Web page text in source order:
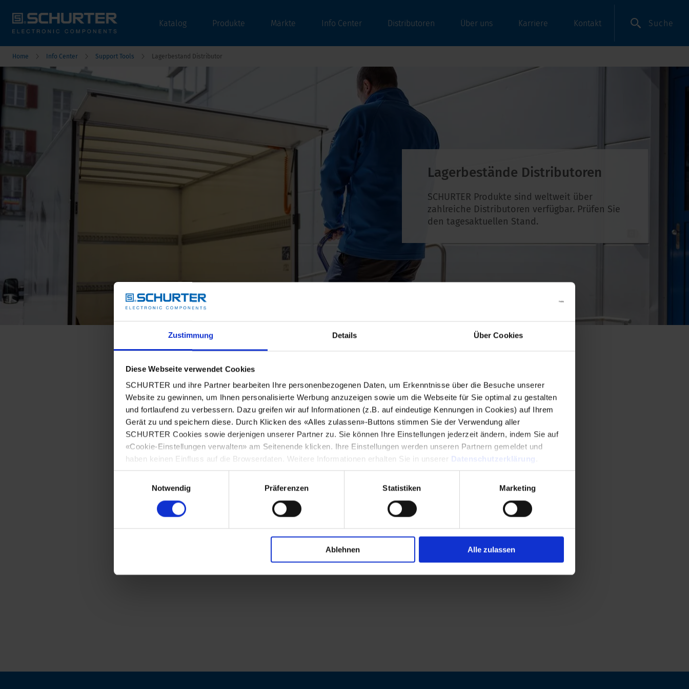
Zustimmung Details Über Cookies
Diese Webseite verwendet Cookies
SCHURTER und ihre Partner bearbeiten Ihre personenbezogenen Daten, um Erkenntnisse über die Besuche unserer
Website zu gewinnen, um Ihnen personalisierte Werbung anzuzeigen sowie um die Webseite für Sie optimal zu gestalten
und fortlaufend zu verbessern. Dazu greifen wir auf Informationen (z.B. auf eindeutige Kennungen in Cookies) auf Ihrem
Gerät zu und speichern diese. Durch Klicken des «Alles zulassen»-Buttons stimmen Sie der Verwendung aller
SCHURTER Cookies sowie derjenigen unserer Partner zu. Sie können Ihre Einstellungen jederzeit ändern, indem Sie auf
«Cookie-Einstellungen verwalten» am Seitenende klicken. Ihre Einstellungen werden unseren Partnern gemeldet und
haben keinen Einfluss auf die Browserdaten. Weitere Informationen erhalten Sie in unserer
Datenschutzerklärung
Notwendig
Präferenzen Statistiken Marketing
Ablehnen Alle zulassen
Katalog Produkte Märkte Info Center Distributoren Über uns Karriere Kontakt Suche
Home Info Center Support Tools Lagerbestand Distributor
Lagerbestände Distributoren
SCHURTER Produkte sind weltweit über
zahlreiche Distributoren verfügbar. Prüfen Sie
den tagesaktuellen Stand.